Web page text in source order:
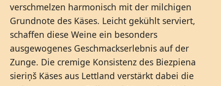
verschmelzen harmonisch mit der milchigen
Grundnote des Käses. Leicht gekühlt serviert,
schaffen diese Weine ein besonders
ausgewogenes Geschmackserlebnis auf der
Zunge. Die cremige Konsistenz des Biezpiena
sieriņš Käses aus Lettland verstärkt dabei die